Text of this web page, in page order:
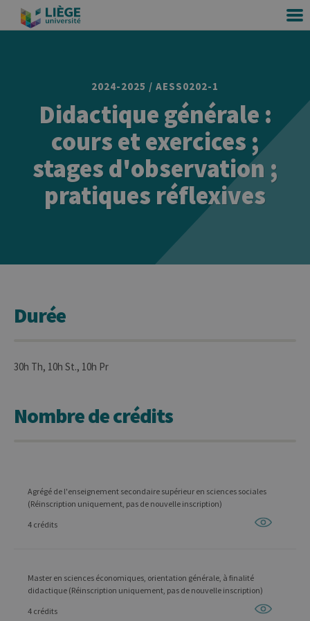
2024-2025 / AESS0202-1
Didactique générale :
cours et exercices ;
stages d'observation ;
pratiques réflexives
Durée
30h Th, 10h St., 10h Pr
Nombre de crédits
Agrégé de l'enseignement secondaire supérieur en sciences sociales
(Réinscription uniquement, pas de nouvelle inscription)
4 crédits
Master en sciences économiques, orientation générale, à finalité
didactique (Réinscription uniquement, pas de nouvelle inscription)
4 crédits